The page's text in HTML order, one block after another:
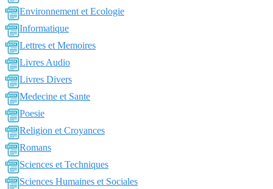
Environnement et Ecologie
Informatique
Lettres et Memoires
Livres Audio
Livres Divers
Medecine et Sante
Poesie
Religion et Croyances
Romans
Sciences et Techniques
Sciences Humaines et Sociales